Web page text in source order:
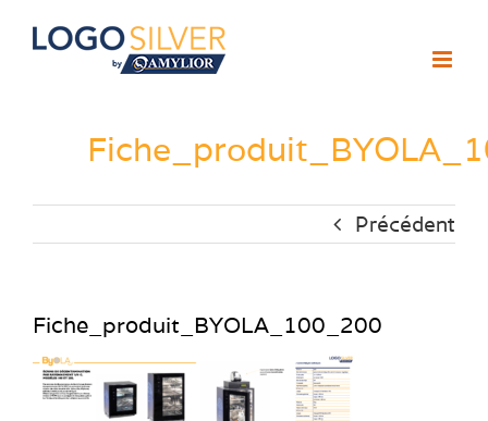
Passer
Précédent
Fiche_produit_BYOLA_100_200